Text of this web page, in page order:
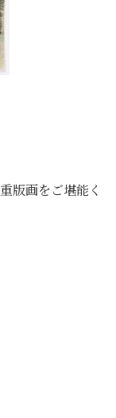
版画をご堪能く